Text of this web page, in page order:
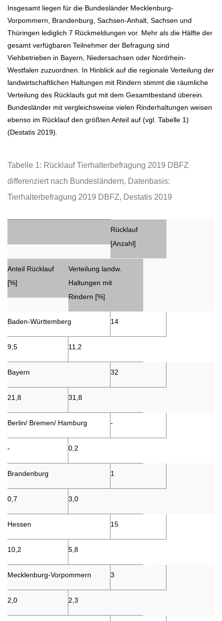
Insgesamt liegen für die Bundesländer Mecklenburg-
Vorpommern, Brandenburg, Sachsen-Anhalt, Sachsen und
Thüringen lediglich 7 Rückmeldungen vor. Mehr als die Hälfte der
gesamt verfügbaren Teilnehmer der Befragung sind
Viehbetrieben in Bayern, Niedersachsen oder Nordrhein-
Westfalen zuzuordnen. In Hinblick auf die regionale Verteilung der
landwirtschaftlichen Haltungen mit Rindern stimmt die räumliche
Verteilung des Rücklaufs gut mit dem Gesamtbestand überein.
Bundesländer mit vergleichsweise vielen Rinderhaltungen weisen
ebenso im Rücklauf den größten Anteil auf (vgl. Tabelle 1)
(Destatis 2019).
Tabelle 1: Rücklauf Tierhalterbefragung 2019 DBFZ
differenziert nach Bundesländern, Datenbasis:
Tierhalterbefragung 2019 DBFZ, Destatis 2019
Rücklauf
[Anzahl]
Anteil Rücklauf
[%]
Verteilung landw.
Haltungen mit
Rindern [%]
Baden-Württemberg 14
9,5 11,2
Bayern 32
21,8 31,8
Berlin/ Bremen/ Hamburg -
- 0,2
Brandenburg 1
0,7 3,0
Hessen 15
10,2 5,8
Mecklenburg-Vorpommern 3
2,0 2,3